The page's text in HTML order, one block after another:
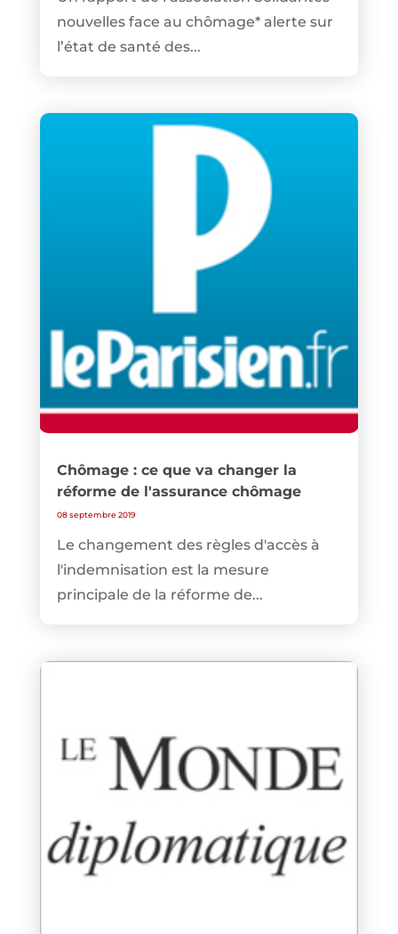
nouvelles face au chômage* alerte sur
l’état de santé des...
Chômage : ce que va changer la
réforme de l'assurance chômage
08 septembre 2019
Le changement des règles d'accès à
l'indemnisation est la mesure
principale de la réforme de...